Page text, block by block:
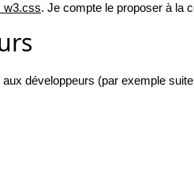
w3.css. Je compte le proposer à la
développeurs (par exemple